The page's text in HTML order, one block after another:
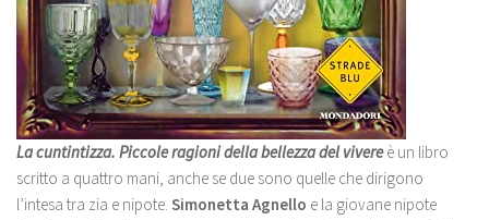
La cuntintizza. Piccole ragioni della bellezza del vivereè un libro
scritto a quattro mani, anche se due sono quelle che dirigono
l’intesa tra zia e nipote. Simonetta Agnello e la giovane nipote